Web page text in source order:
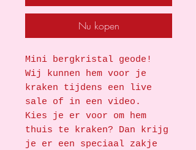
Nu kopen
Mini bergkristal geode!
Wij kunnen hem voor je
kraken tijdens een live
sale of in een video.
Kies je er voor om hem
thuis te kraken? Dan krijg
je er een speciaal zakje